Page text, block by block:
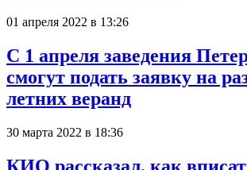
01 апреля 2022 в 13:26
С 1 апреля заведения
смогут подать заявку на
летних веранд
30 марта 2022 в 18:36